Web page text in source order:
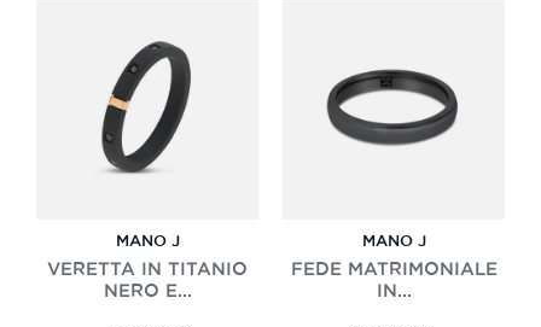
MANO J
VERETTA IN TITANIO
NERO E...
MANO J
FEDE MATRIMONIALE
IN...